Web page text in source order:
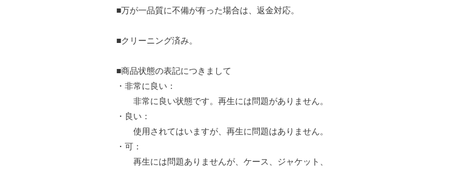
■万が一品質に不備が有った場合は、返金対応。
■クリーニング済み。
■商品状態の表記につきまして
・非常に良い：
非常に良い状態です。再生には問題がありません。
・良い：
使用されてはいますが、再生に問題はありません。
・可：
再生には問題ありませんが、ケース、ジャケット、